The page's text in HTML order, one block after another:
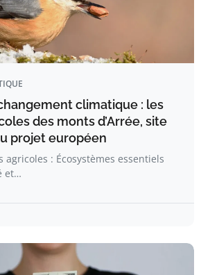
climatique : les
des monts d’Arrée, site
projet européen
agricoles : Écosystèmes essentiels
et…